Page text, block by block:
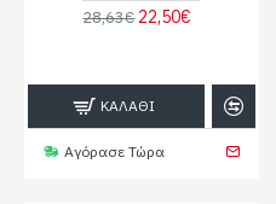
28,63€ 22,50€
ΚΑΛΆΘΙ
Αγόρασε Τώρα